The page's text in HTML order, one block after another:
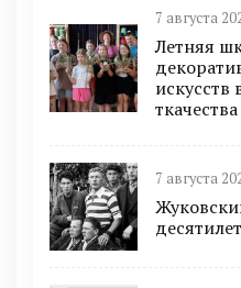
7 августа
Летняя
искусств
ткачества
7 августа